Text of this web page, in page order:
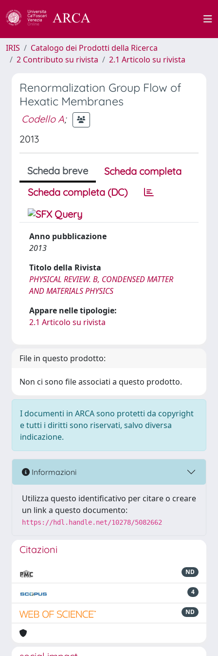
IRIS
Catalogo dei Prodotti della Ricerca
2 Contributo su rivista
2.1 Articolo su rivista
Renormalization Group Flow of
Hexatic Membranes
Codello A;
2013
Scheda breve
Scheda completa
Scheda completa (DC)
Anno pubblicazione
2013
Titolo della Rivista
PHYSICAL REVIEW. B, CONDENSED MATTER
AND MATERIALS PHYSICS
Appare nelle tipologie:
2.1 Articolo su rivista
File in questo prodotto:
Non ci sono file associati a questo prodotto.
I documenti in ARCA sono protetti da copyright
e tutti i diritti sono riservati, salvo diversa
indicazione.
Informazioni
Utilizza questo identificativo per citare o creare
un link a questo documento:
https://hdl.handle.net/10278/5082662
Citazioni
ND
4
ND